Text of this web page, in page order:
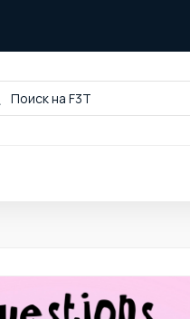
Поиск на F3T